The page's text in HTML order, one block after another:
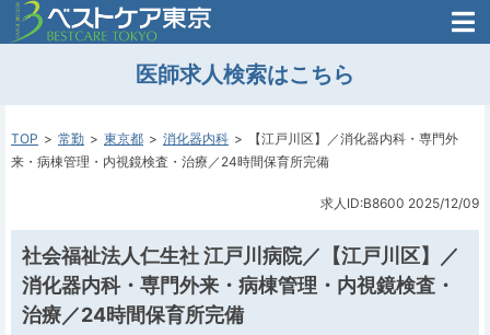
医師がはじめた
医師のための
転職支援
転職支援のお問い合わせ
医師求人検索はこちら
TOP 常勤 東京都 消化器内科
【江戸川区】／消化器内科・専門外
来・病棟管理・内視鏡検査・治療／24時間保育所完備
求人ID:B8600 2025/12/09
社会福祉法人仁生社 江戸川病院／【江戸川区】／
消化器内科・専門外来・病棟管理・内視鏡検査・
治療／24時間保育所完備